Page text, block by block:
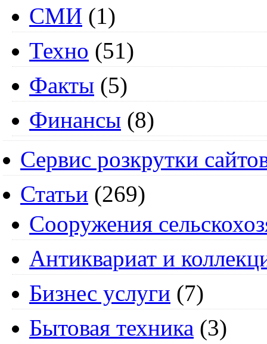
СМИ (1)
Техно (51)
Факты (5)
Финансы (8)
Сервис розкрутки
Статьи (269)
Cооружения
Антиквариат и
Бизнес услуги (7)
Бытовая техника (3)